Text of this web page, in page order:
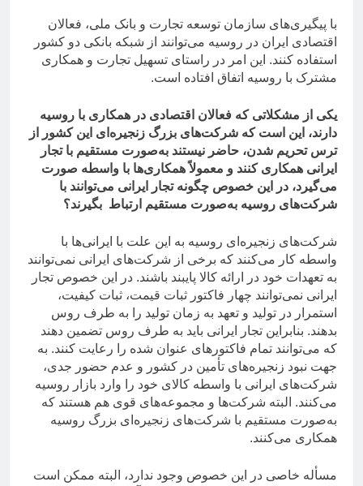
با پیگیری‌های سازمان توسعه تجارت و بانک ملی، فعالان
اقتصادی ایران در روسیه می‌توانند از شبکه بانکی دو کشور
استفاده کنند. این امر در راستای تسهیل تجارت و همکاری
مشترک با روسیه اتفاق افتاده است.
یکی از مشکلاتی که فعالان اقتصادی در همکاری با روسیه
دارند، این است که شرکت‌های بزرگ زنجیره‌ای این کشور از
ترس تحریم شدن، حاضر نیستند به‌صورت مستقیم با تجار
ایرانی همکاری کنند و معمولاً همکاری‌ها با واسطه صورت
می‌گیرد، در این خصوص چگونه تجار ایرانی می‌توانند با
شرکت‌های روسیه به‌صورت مستقیم ارتباط بگیرند؟
شرکت‌های زنجیره‌ای روسیه به این علت با ایرانی‌ها با
واسطه کار می‌کنند که برخی از شرکت‌های ایرانی نمی‌توانند
به تعهدات خود در ارائه کالا پایبند باشند. در این خصوص تجار
ایرانی نمی‌توانند چهار فاکتور ثبات قیمت، ثبات کیفیت،
استمرار در تولید و تعهد به زمان تولید را به طرف روس
بدهند. بنابراین تجار ایرانی باید به طرف روس تضمین دهند
که می‌توانند تمام فاکتورهای عنوان شده را رعایت کنند. به
جهت نبود زنجیره‌های تأمین در کشور و عدم حضور جدی،
شرکت‌های ایرانی با واسطه کالای خود را وارد بازار روسیه
می‌کنند. البته شرکت‌ها و مجموعه‌های قوی هم هستند که
به‌صورت مستقیم با شرکت‌های زنجیره‌ای بزرگ روسیه
همکاری می‌کنند.
مسأله خاصی در این خصوص وجود ندارد، البته ممکن است